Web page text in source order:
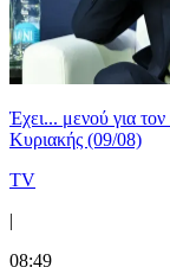
Έχει... μενού για
Κυριακής (09/08)
TV
|
08:49